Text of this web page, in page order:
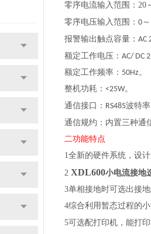
零序电流输入范围： 20
零序电压输入范围：0～
报警输出触点容量：AC
额定工作电压：AC/ DC
额定工作频率：50Hz。
整机功耗：<25W。
通信接口： RS485波特率
通信规约：内置三种通
二功能特点
1全新的硬件系统，设
2 XDL600小电流接地
3单相接地时可选出接
4综合利用暂态过程的
5可选配打印机，能打